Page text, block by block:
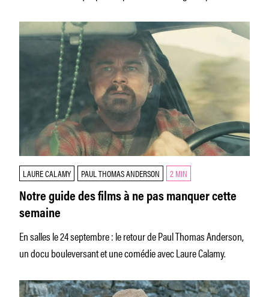
LAURE CALAMY PAUL THOMAS ANDERSON 2 MIN
Notre guide des films à ne pas manquer cette
semaine
En salles le 24 septembre : le retour de Paul Thomas Anderson,
un docu bouleversant et une comédie avec Laure Calamy.